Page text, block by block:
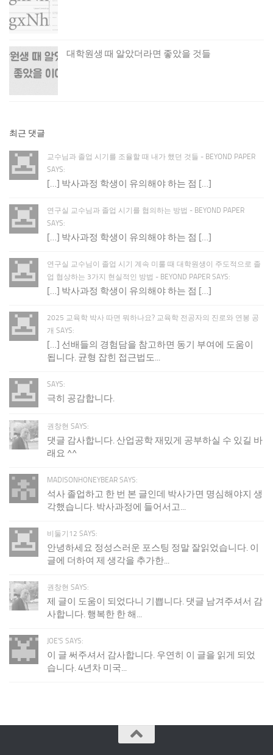
대학원생 때 알았더라면 좋았을 것들
최근 댓글
교수님과 졸업 시기를 조율할 때 내가 했던 것들 - BEYOND PAPER
SAYS:
[…] 박사과정 학생이 유의해야 하는 점 […]
연구실 교수님과 졸업 시기를 협의하는 방법 - BEYOND PAPER
SAYS:
[…] 박사과정 학생이 유의해야 하는 점 […]
연구실 교수님이 졸업 시기 계속 미룰 때 대학원생이 주도적으로 졸
업 협상하는 3가지 현실적인 방법 - BEYOND PAPER SAYS:
[…] 박사과정 학생이 유의해야 하는 점 […]
2025 교육학 박사 따면 뭐하나요? 교육학 전공자의 진로와 연봉 공
개 SAYS:
[…] 선배들의 경험담을 참고하면 동기 부여에 도움이
됩니다. 균형 잡힌 접근법도...
SAYS:
극히 공감합니다.
권창현 SAYS:
댓글 감사합니다. 산업공학 재밌게 공부하실 수 있길 바
래요 ^^
MADISONHONEYBEAR SAYS:
석사 졸업하고 한 번 본 글인데 박사가면 명심해야지 생
각했습니다. 박사과정에 들어서고...
비둘기12 SAYS:
안녕하세요 정성스러운 포스팅 정말 잘읽었습니다. 이
글에 더하여 제 생각을 추가한...
권창현 SAYS:
제 글이 도움이 되었다니 기쁩니다. 댓글 남겨주셔서 감
사합니다. 행복한 한 해...
JOE'S SAYS:
이 글 써주셔서 감사합니다. 우연히 이 글을 읽게 되었
습니다. 4년차 미국...